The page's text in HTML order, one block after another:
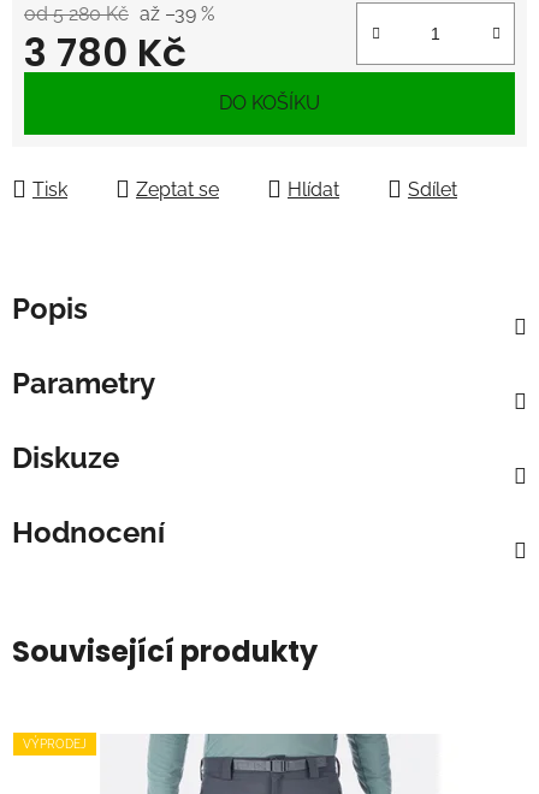
od 5 280 Kč až –39 %
3 780 Kč
DO KOŠÍKU
Tisk Zeptat se Hlídat Sdílet
Popis
Parametry
Diskuze
Hodnocení
Související produkty
VÝPRODEJ